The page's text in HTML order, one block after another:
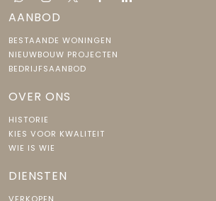
AANBOD
BESTAANDE WONINGEN
NIEUWBOUW PROJECTEN
BEDRIJFSAANBOD
OVER ONS
HISTORIE
KIES VOOR KWALITEIT
WIE IS WIE
DIENSTEN